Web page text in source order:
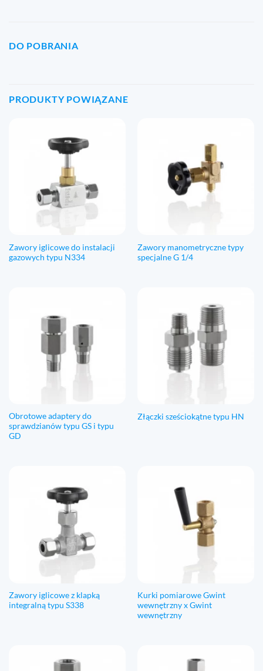
DO POBRANIA
PRODUKTY POWIĄZANE
Zawory iglicowe do instalacji
gazowych typu N334
Zawory manometryczne typy
specjalne G 1/4
Obrotowe adaptery do
sprawdzianów typu GS i typu
GD
Złączki sześciokątne typu HN
Zawory iglicowe z klapką
integralną typu S338
Kurki pomiarowe Gwint
wewnętrzny x Gwint
wewnętrzny